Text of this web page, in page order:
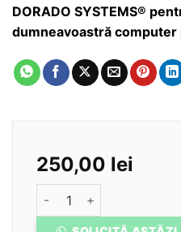
DORADO SYSTEMS®
dumneavoastră
250,00 lei
Cantitate Asamblare PC